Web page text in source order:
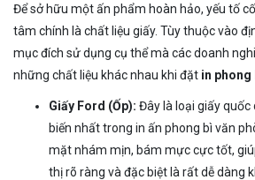
Để sở hữu một ấn phẩm hoàn hảo, yếu tố
tâm chính là chất liệu giấy. Tùy thuộc vào
mục đích sử dụng cụ thể mà các doanh
những chất liệu khác nhau khi đặt in phong
Giấy Ford (Ốp): Đây là loại giấy
biến nhất trong in ấn phong bì văn
mặt nhám mịn, bám mực cực tốt,
thị rõ ràng và đặc biệt là rất dễ dàng